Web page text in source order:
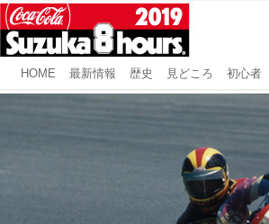
HOME 最新情報 歴史 見どころ 初心者